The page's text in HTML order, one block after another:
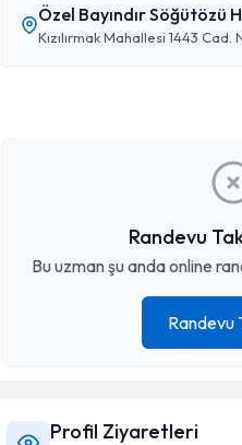
Özel Bayındır Söğütözü
Kızılırmak Mahallesi 1443
Randevu
Bu uzman şu anda online
Randevu
Profil Ziyaretleri